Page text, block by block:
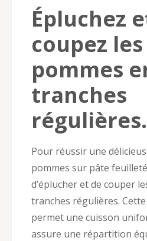
Épluchez
coupez les
pommes
tranches
régulières.
Pour réussir une
pommes sur pâte
d’éplucher et de couper
tranches régulières.
permet une cuisson
assure une répartition